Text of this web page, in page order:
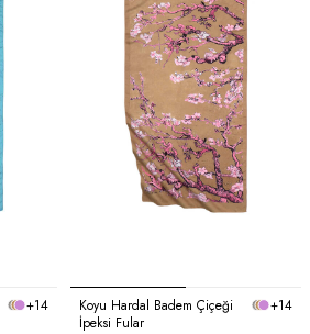
+14
Koyu Hardal Badem Çiçeği
İpeksi Fular
+14